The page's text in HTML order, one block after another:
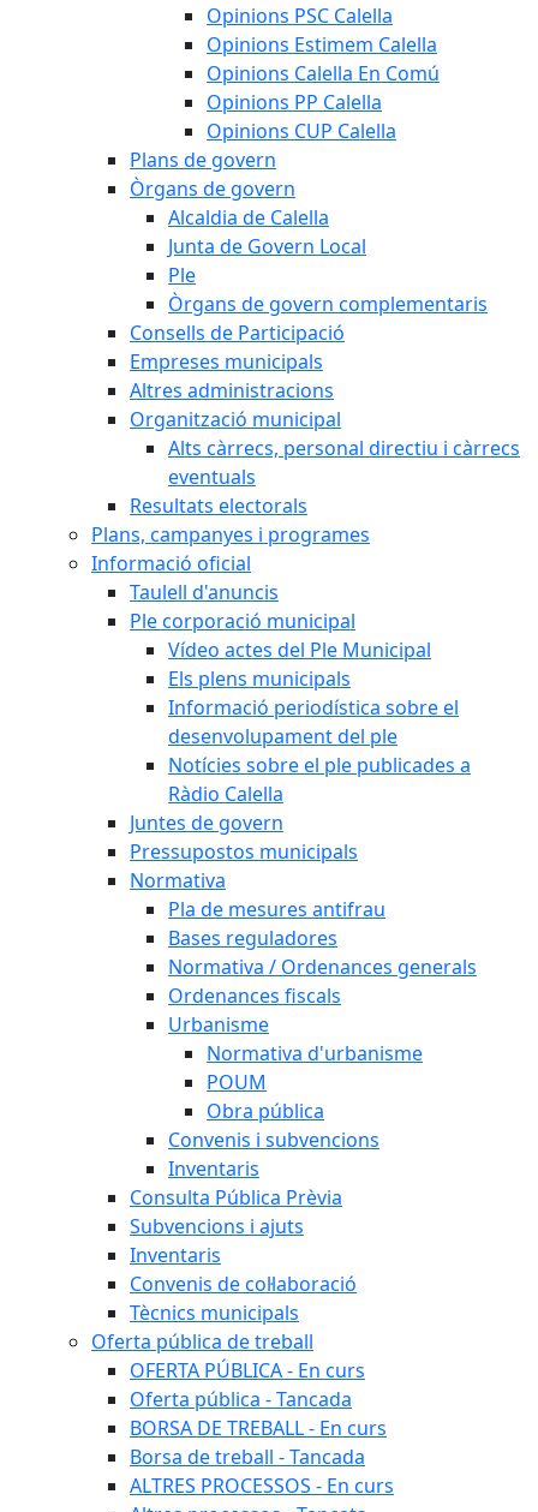
Opinions PSC Calella
Opinions Estimem Calella
Opinions Calella En Comú
Opinions PP Calella
Opinions CUP Calella
Plans de govern
Òrgans de govern
Alcaldia de Calella
Junta de Govern Local
Ple
Òrgans de govern complementaris
Consells de Participació
Empreses municipals
Altres administracions
Organització municipal
Alts càrrecs, personal directiu i càrrecs
eventuals
Resultats electorals
Plans, campanyes i programes
Informació oficial
Taulell d'anuncis
Ple corporació municipal
Vídeo actes del Ple Municipal
Els plens municipals
Informació periodística sobre el
desenvolupament del ple
Notícies sobre el ple publicades a
Ràdio Calella
Juntes de govern
Pressupostos municipals
Normativa
Pla de mesures antifrau
Bases reguladores
Normativa / Ordenances generals
Ordenances fiscals
Urbanisme
Normativa d'urbanisme
POUM
Obra pública
Convenis i subvencions
Inventaris
Consulta Pública Prèvia
Subvencions i ajuts
Inventaris
Convenis de col·laboració
Tècnics municipals
Oferta pública de treball
OFERTA PÚBLICA - En curs
Oferta pública - Tancada
BORSA DE TREBALL - En curs
Borsa de treball - Tancada
ALTRES PROCESSOS - En curs